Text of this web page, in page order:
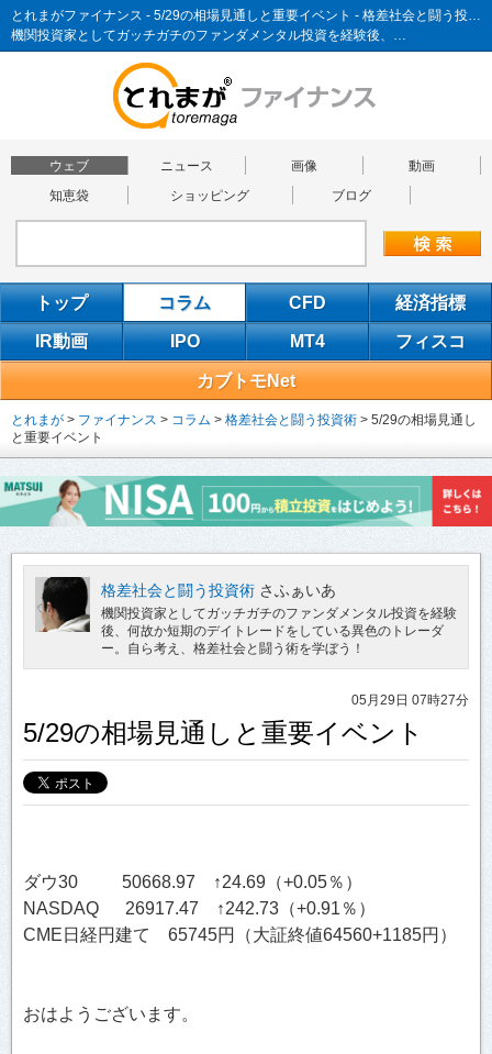
とれまがファイナンス - 5/29の相場見通しと重要イベント - 格差社会と闘う投資術
機関投資家としてガッチガチのファンダメンタル投資を経験後、…
ウェブ ニュース 画像
動画
知恵袋
ショッピング ブログ
トップ コラム CFD 経済指標
IR動画 IPO MT4 フィスコ
カブトモNet
とれまが > ファイナンス > コラム > 格差社会と闘う投資術 > 5/29の相場見通し
と重要イベント
格差社会と闘う投資術 さふぁいあ
機関投資家としてガッチガチのファンダメンタル投資を経験
後、何故か短期のデイトレードをしている異色のトレーダ
ー。自ら考え、格差社会と闘う術を学ぼう！
05月29日 07時27分
5/29の相場見通しと重要イベント
ダウ30 50668.97 ↑24.69（+0.05％）
NASDAQ 26917.47 ↑242.73（+0.91％）
CME日経円建て 65745円（大証終値64560+1185円）
おはようございます。